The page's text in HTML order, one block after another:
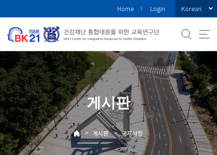
로
메
뉴
Home Login Korean
게시판
> 게시판 > 공지사항